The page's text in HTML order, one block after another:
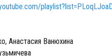
Анастасия Ванюхина